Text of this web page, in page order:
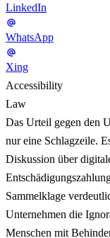
LinkedIn
WhatsApp
Xing
Accessibility
Law
Das Urteil gegen den
nur eine Schlagzeile.
Diskussion über
Sammelklage
Unternehmen die
Menschen mit